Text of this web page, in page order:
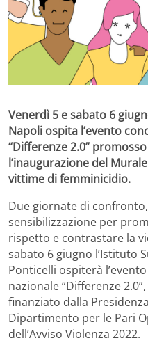
Venerdì 5 e sabato 6
Napoli ospita l’evento
“Differenze 2.0”
l’inaugurazione del
vittime di femminicidio.
Due giornate di
sensibilizzazione per
rispetto e contrastare la
sabato 6 giugno l’Istituto
Ponticelli ospiterà
nazionale “Differenze
finanziato dalla
Dipartimento per le Pari
dell’Avviso Violenza 2022.